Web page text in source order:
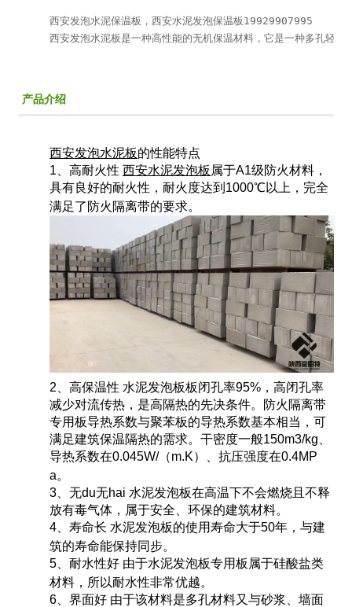
西安发泡水泥保温板，西安水泥发泡保温板19929907995
西安发泡水泥板是一种高性能的无机保温材料，它是一种多孔轻
产品介绍
西安发泡水泥板的性能特点
1、高耐火性 西安水泥发泡板 属于A1级防火材料，
具有良好的耐火性，耐火度达到1000℃以上，完全
满足了防火隔离带的要求。
2、高保温性 水泥发泡板板闭孔率95%，高闭孔率
减少对流传热，是高隔热的先决条件。防火隔离带
专用板导热系数与聚苯板的导热系数基本相当，可
满足建筑保温隔热的需求。干密度一般150m3/kg、
导热系数在0.045W/（m.K）、抗压强度在0.4MP
a。
3、无du无hai 水泥发泡板在高温下不会燃烧且不释
放有毒气体，属于安全、环保的建筑材料。
4、寿命长 水泥发泡板的使用寿命大于50年，与建
筑的寿命能保持同步。
5、耐水性好 由于水泥发泡板专用板属于硅酸盐类
材料，所以耐水性非常优越。
6、界面好 由于该材料是多孔材料又与砂浆、墙面